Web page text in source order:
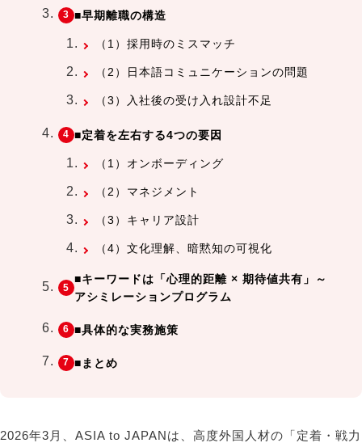
■早期離職の構造
（1）採用時のミスマッチ
（2）日本語コミュニケーションの問題
（3）入社後の受け入れ設計不足
■定着を左右する4つの要因
（1）オンボーディング
（2）マネジメント
（3）キャリア設計
（4）文化理解、暗黙知の可視化
■キーワードは「心理的距離 × 期待値共有」～
アシミレーションプログラム
■具体的な実務施策
■まとめ
2026年3 月、 ASIA to JAPANは、高度外国人材の「定着・戦力